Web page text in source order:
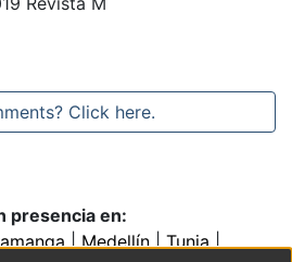
Click here.
presencia en:
|Medellín|Tunja|